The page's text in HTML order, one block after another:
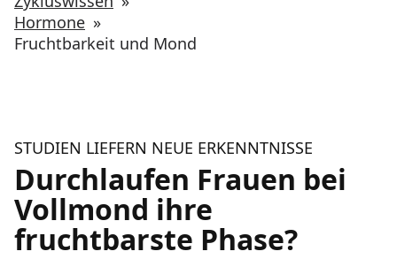
Hormone »
Fruchtbarkeit und Mond
STUDIEN LIEFERN NEUE ERKENNTNISSE
Durchlaufen Frauen bei
Vollmond ihre
fruchtbarste Phase?